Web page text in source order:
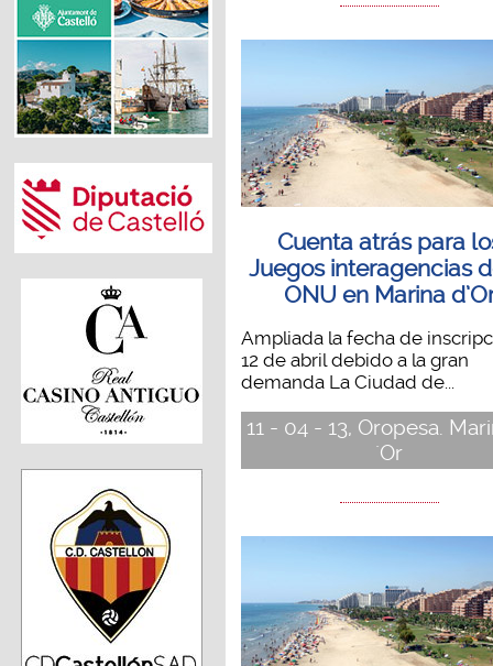
Cuenta atrás para
Juegos interagencias
ONU en Marina
Ampliada la fecha de
12 de abril debido a la gran
demanda La Ciudad de...
11 - 04 - 13, Oropesa.
´Or